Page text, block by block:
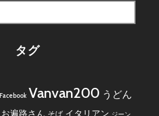
タグ
Facebook Vanvan200 うどん
お遍路さん そば イタリアン